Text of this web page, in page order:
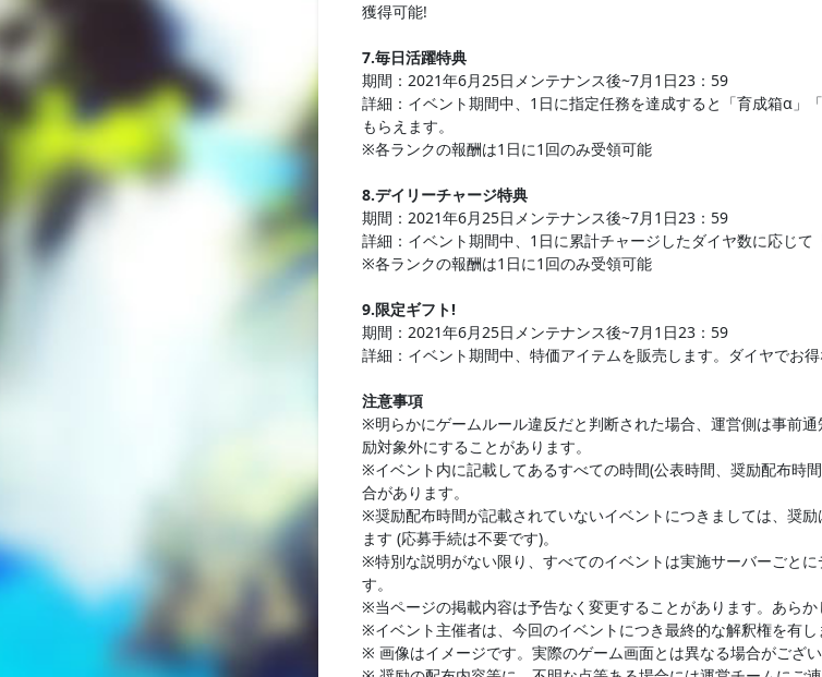
獲得可能!
7.毎日活躍特典
期間：2021年6月25日メンテナンス後~7月1日23：59
詳細：イベント期間中、1日に指定任務を達成すると「育成箱α」
もらえます。
※各ランクの報酬は1日に1回のみ受領可能
8.デイリーチャージ特典
期間：2021年6月25日メンテナンス後~7月1日23：59
詳細：イベント期間中、1日に累計チャージしたダイヤ数に応じて
※各ランクの報酬は1日に1回のみ受領可能
9.限定ギフト!
期間：2021年6月25日メンテナンス後~7月1日23：59
詳細：イベント期間中、特価アイテムを販売します。ダイヤでお得
注意事項
※明らかにゲームルール違反だと判断された場合、運営側は事前
励対象外にすることがあります。
※イベント内に記載してあるすべての時間(公表時間、奨励配布時
合があります。
※奨励配布時間が記載されていないイベントにつきましては、奨
ます (応募手続は不要です)。
※特別な説明がない限り、すべてのイベントは実施サーバーごと
す。
※当ページの掲載内容は予告なく変更することがあります。あらか
※イベント主催者は、今回のイベントにつき最終的な解釈権を有し
※ 画像はイメージです。実際のゲーム画面とは異なる場合がござい